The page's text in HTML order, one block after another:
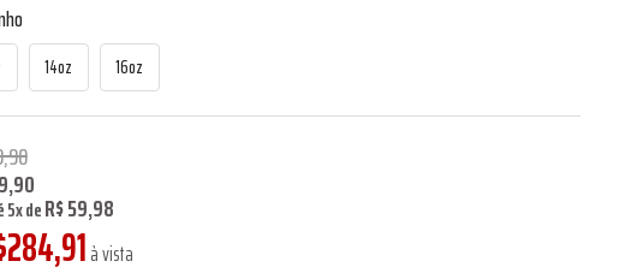
14oz 16oz
5xdeR$ 59,98
à vista